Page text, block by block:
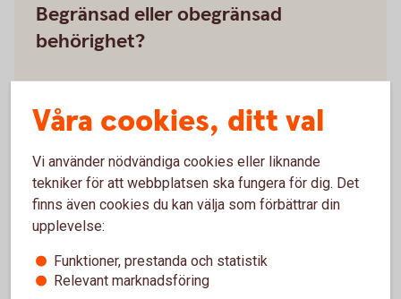
Begränsad eller obegränsad
behörighet?
Begränsad:Om användaren till exempel ska kunna
betala fakturor, överföra pengar från vissa konton,
hantera löner och pensionsplaner ska du ge
Obegränsad:
Du kan ge användaren obegränsad
behörighet vilket innebär att användaren får full
tillgång till alla nuvarande och framtida konton, avtal
och ingående tjänster i internetbanken.
Våra cookies, ditt val
Vi använder nödvändiga cookies eller liknande
tekniker för att webbplatsen ska fungera för dig. Det
finns även cookies du kan välja som förbättrar din
upplevelse:
Funktioner, prestanda och statistik
Relevant marknadsföring